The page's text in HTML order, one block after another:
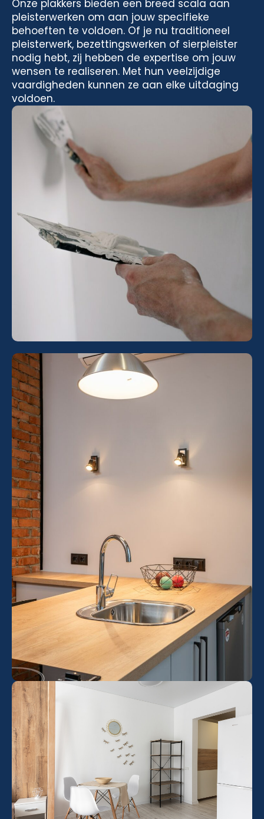
Onze plakkers bieden een breed scala aan
pleisterwerken om aan jouw specifieke
behoeften te voldoen. Of je nu traditioneel
pleisterwerk, bezettingswerken of sierpleister
nodig hebt, zij hebben de expertise om jouw
wensen te realiseren. Met hun veelzijdige
vaardigheden kunnen ze aan elke uitdaging
voldoen.